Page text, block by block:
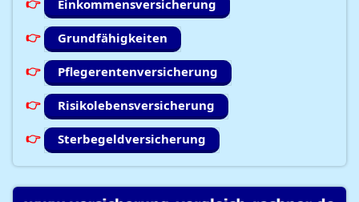
Einkommensversicherung
Grundfähigkeiten
Pflegerentenversicherung
Risikolebensversicherung
Sterbegeldversicherung